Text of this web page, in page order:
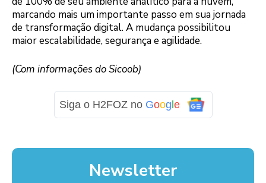
marcando mais um importante passo em sua jornada
de transformação digital. A mudança possibilitou
maior escalabilidade, segurança e agilidade.
(Com informações do Sicoob)
Siga o H2FOZ no Goog e
Newsletter